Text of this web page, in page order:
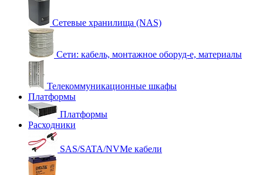
Сетевые хранилища (NAS)
Сети: кабель, монтажное оборуд-е, материалы
Телекоммуникационные шкафы
Платформы
Платформы
Расходники
SAS/SATA/NVMe кабели